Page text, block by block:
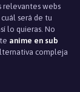
relevantes webs
será de tu
lo quieras. No
anime en sub
compleja